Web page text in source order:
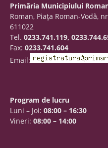
Primăria Municipiului
Roman, Piaţa Roman-Vodă,
611022
Tel. 0233.741.119,
Fax: 0233.741.604
Email:
Program de lucru
Luni – Joi: 08:00 – 16:30
Vineri: 08:00 – 14:00